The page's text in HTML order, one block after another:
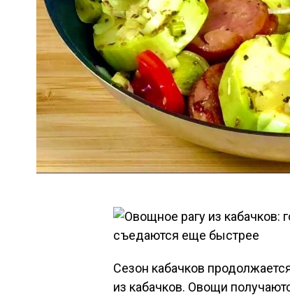
Сезон кабачков
из кабачков. Овощи